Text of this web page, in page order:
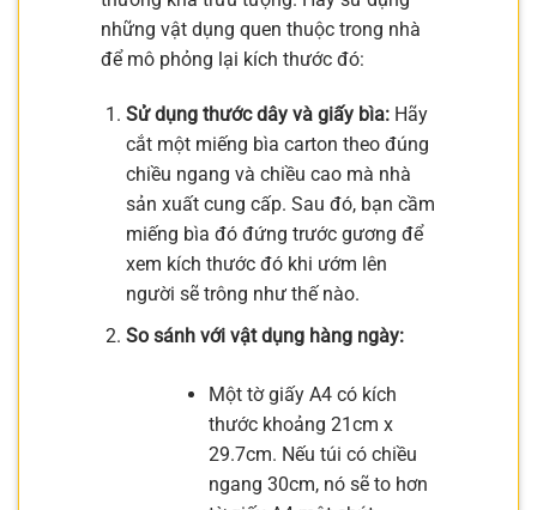
những vật dụng quen thuộc trong nhà
để mô phỏng lại kích thước đó:
Sử dụng thước dây và giấy bìa:Hãy
cắt một miếng bìa carton theo đúng
chiều ngang và chiều cao mà nhà
sản xuất cung cấp. Sau đó, bạn cầm
miếng bìa đó đứng trước gương để
xem kích thước đó khi ướm lên
người sẽ trông như thế nào.
So sánh với vật dụng hàng ngày:
Một tờ giấy A4 có kích
thước khoảng 21cm x
29.7cm. Nếu túi có chiều
ngang 30cm, nó sẽ to hơn